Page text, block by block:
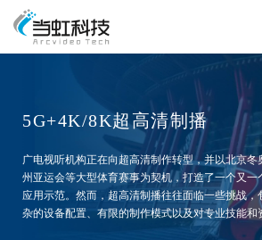
5G+4K/8K超高清制播
广电视听机构正在向超高清制作转型，并以北京
州亚运会等大型体育赛事为契机，打造了一个又一
应用示范。然而，超高清制播往往面临一些挑战
杂的设备配置、有限的制作模式以及对专业技能和